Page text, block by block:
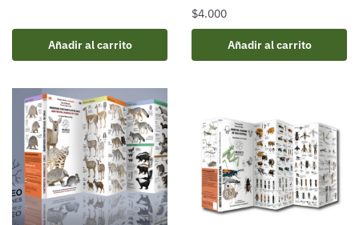
Añadir al carrito
$4.000
Añadir al carrito